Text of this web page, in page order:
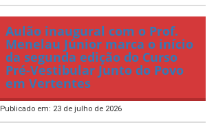
Aulão inaugural com o Prof.
Menelau Júnior marca o início
da segunda edição do Curso
Pré-Vestibular Junto do Povo
em Vertentes
Publicado em: 23 de julho de 2026